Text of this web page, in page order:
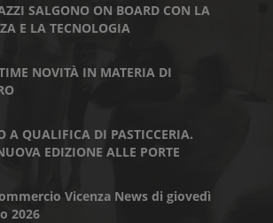
SALGONO ON BOARD CON LA
E LA TECNOLOGIA
NOVITÀ IN MATERIA DI
A QUALIFICA DI PASTICCERIA.
EDIZIONE ALLE PORTE
Vicenza News di giovedì
2026